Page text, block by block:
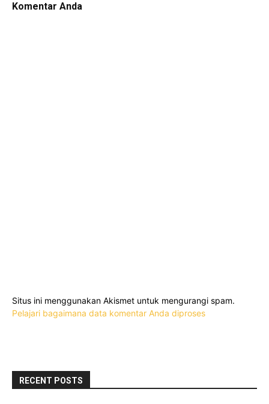
Komentar Anda
Situs ini menggunakan Akismet untuk mengurangi spam.
Pelajari bagaimana data komentar Anda diproses
RECENT POSTS